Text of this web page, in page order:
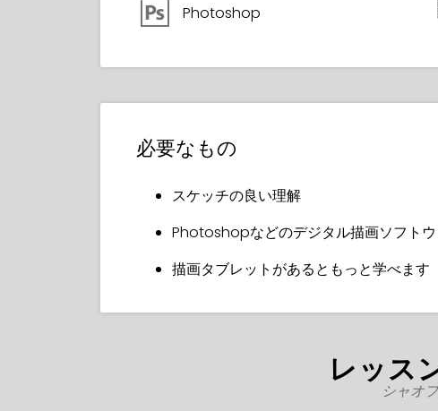
Photoshop
必要なもの
スケッチの良い理解
Photoshopなどのデジタル描画ソフト
描画タブレットがあるともっと学べます
レッス
シャオ